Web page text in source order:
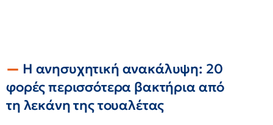
Η ανησυχητική ανακάλυψη: 20
φορές περισσότερα βακτήρια από
τη λεκάνη της τουαλέτας